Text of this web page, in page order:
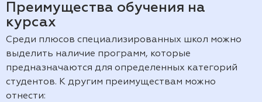
Преимущества обучения на
курсах
Среди плюсов специализированных школ можно
выделить наличие программ, которые
предназначаются для определенных категорий
студентов. К другим преимуществам можно
отнести: